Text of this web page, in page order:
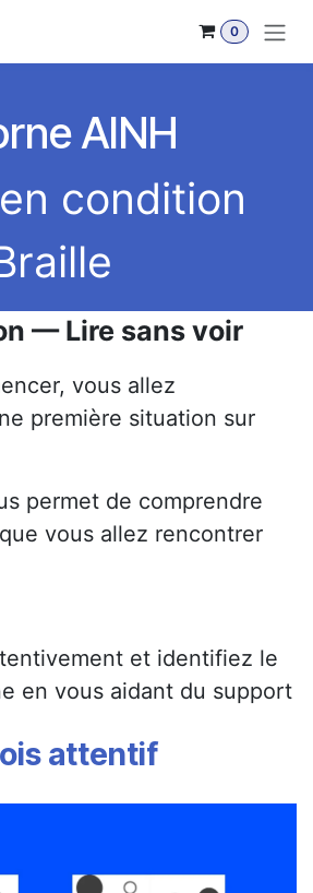
0
AINH
condition
— Lire sans voir
vous allez
première situation sur
permet de comprendre
vous allez rencontrer
et identifiez le
en vous aidant du support
attentif